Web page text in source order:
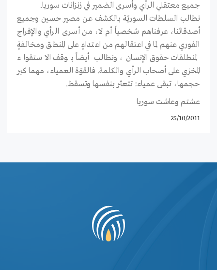
جميع معتقلي الرأي وأسرى الضمير في زنزانات سوريا.
نطالب السلطات السوريّة بالكشف عن مصير حسين وجميع
أصدقائنا، عرفناهم شخصياً أم ﻻ، من أسرى الرأي والإفراج
الفوري عنهم لما في اعتقالهم من اعتداءٍ على المنطق ومخالفةٍ
لمنطلقات حقوق الإنسان، ونطالب أيضاً بوقف اﻻستقواء
المخزي على أصحاب الرأي والكلمة. فالقوّة العمياء، مهما كبر
حجمها، تبقى عمياء: تتعثر بنفسها وتسقط.
عشتم وعاشت سوريا
25/10/2011